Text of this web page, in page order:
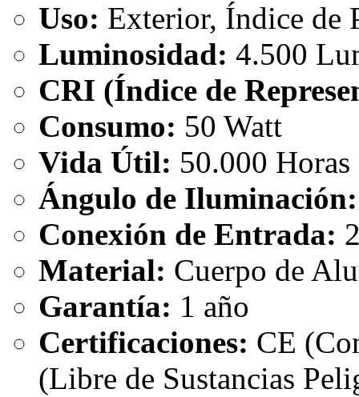
Uso: Exterior, Índice de
Luminosidad: 4.500
CRI (Índice de
Consumo: 50 Watt
Vida Útil: 50.000 Horas
Ángulo de Iluminación:
Conexión de Entrada:
Material: Cuerpo de
Garantía: 1 año
Certificaciones: CE
(Libre de Sustancias